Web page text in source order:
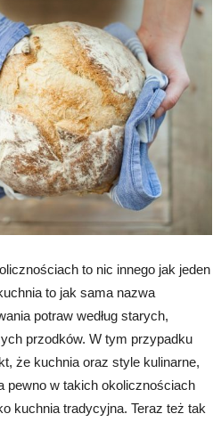
to nic innego jak jeden
to jak sama nazwa
potraw według starych,
przodków. W tym przypadku
że kuchnia oraz style kulinarne,
pewno w takich okolicznościach
kuchnia tradycyjna. Teraz też tak